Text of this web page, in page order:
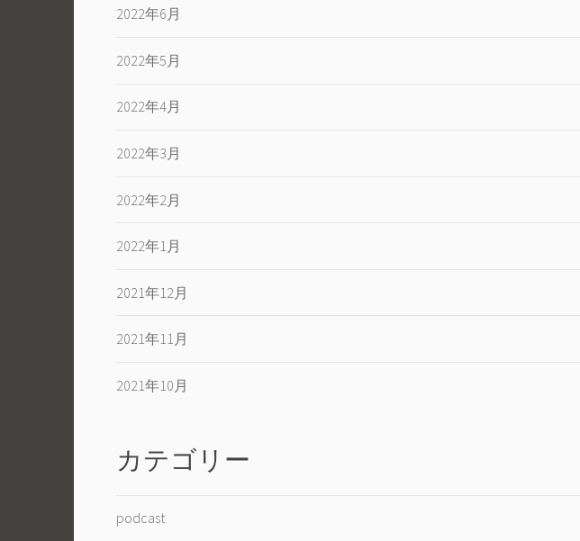
2022年6月
2022年5月
2022年4月
2022年3月
2022年2月
2022年1月
2021年12月
2021年11月
2021年10月
カテゴリー
podcast